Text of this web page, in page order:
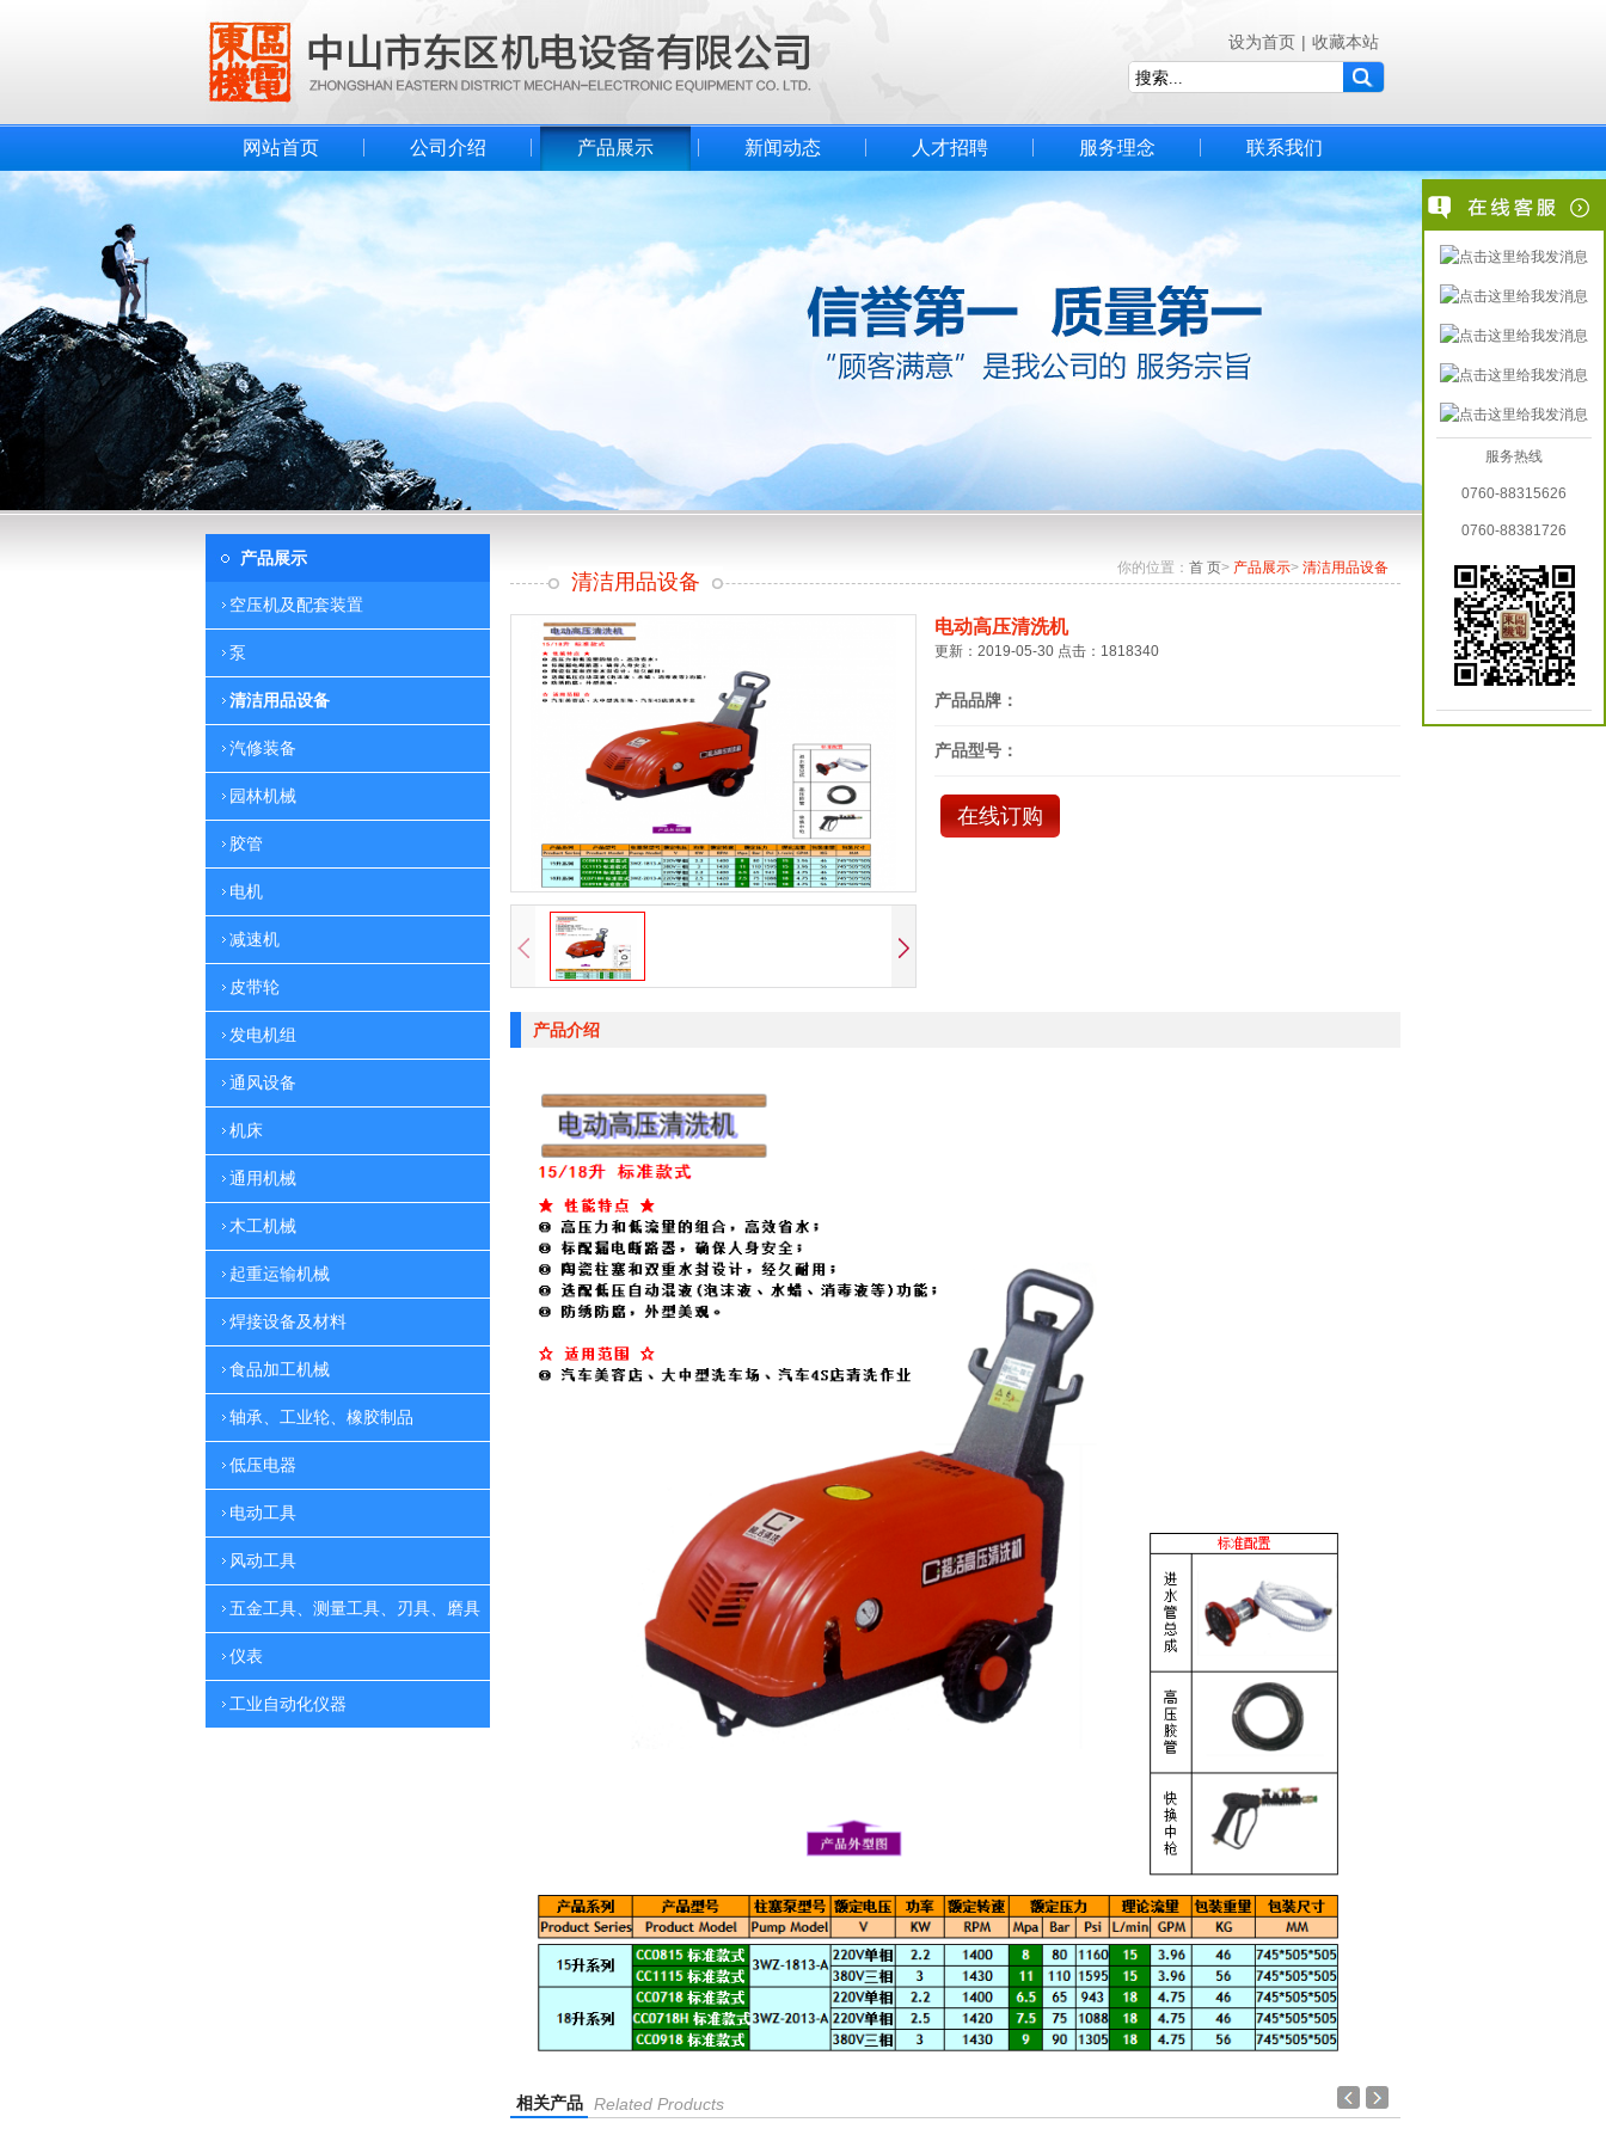
设为首页 | 收藏本站
网站首页 公司介绍 产品展示 新闻动态 人才招聘 服务理念 联系我们
产品展示
空压机及配套装置
泵
清洁用品设备
汽修装备
园林机械
胶管
电机
减速机
皮带轮
发电机组
通风设备
机床
通用机械
木工机械
起重运输机械
焊接设备及材料
食品加工机械
轴承、工业轮、橡胶制品
低压电器
电动工具
风动工具
五金工具、测量工具、刃具、磨具
仪表
工业自动化仪器
你的位置： 首 页> 产品展示> 清洁用品设备
清洁用品设备
电动高压清洗机
更新：2019-05-30 点击：1818340
产品品牌：
产品型号：
在线订购
产品介绍
相关产品 Related Products
服务热线
0760-88315626
0760-88381726